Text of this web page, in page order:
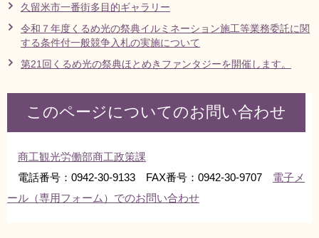
計画・政策
サイトマップ 組織から探す
RSS プライバシーポリシー
閉じる
久留米市一番街多目的ギャラリー
令和７年度くるめ光の祭典イルミネーション施工等業務委託に関
する条件付一般競争入札の実施について
第21回くるめ光の祭典ほとめきファンタジーを開催します。
このページについてのお問い合わせ
商工観光労働部商工政策課
電話番号：0942-30-9133 FAX番号：0942-30-9707 電子メ
ール（専用フォーム）でのお問い合わせ